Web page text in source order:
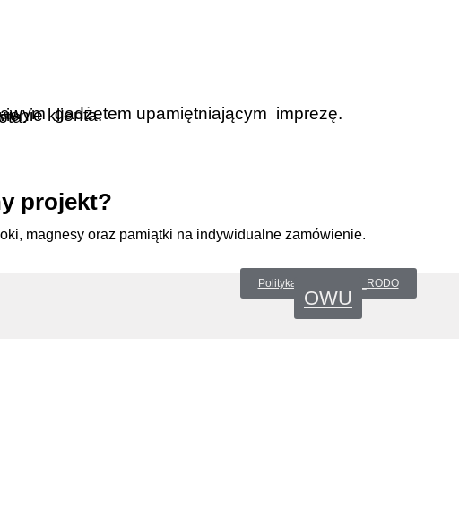
gadżetem upamiętniającym imprezę.
klienta.
projekt?
magnesy oraz pamiątki na indywidualne zamówienie.
Polityka prywatności _RODO
OWU